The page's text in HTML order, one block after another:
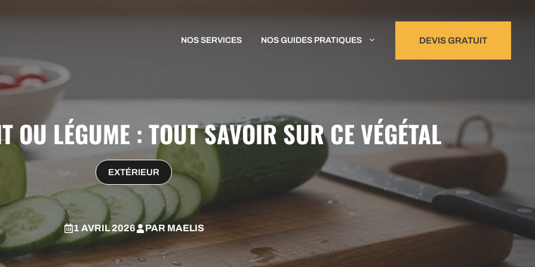
NOS SERVICES NOS GUIDES PRATIQUES DEVIS GRATUIT
OU LÉGUME : TOUT SAVOIR SUR CE VÉGÉTAL
EXTÉRIEUR
1 AVRIL 2026 PAR MAELIS